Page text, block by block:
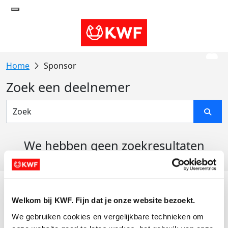
Welkom bij KWF. Fijn dat je onze website bezoekt.
We gebruiken cookies en vergelijkbare technieken om
Sponsor
Zoek een deelnemer
We hebben geen zoekresultaten
Actiematerialen
Evenementen